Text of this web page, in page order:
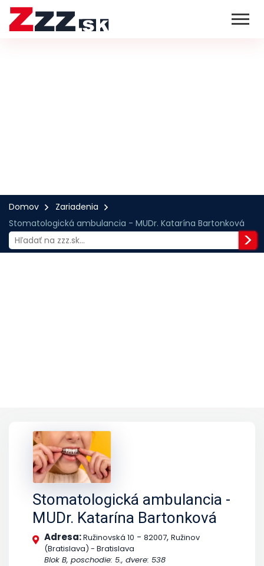
Domov
Zariadenia
Stomatologická ambulancia - MUDr. Katarína Bartonková
Stomatologická ambulancia -
MUDr. Katarína Bartonková
Adresa:Ružinovská 10 - 82007, Ružinov
(Bratislava) - Bratislava
Blok B, poschodie: 5., dvere: 538